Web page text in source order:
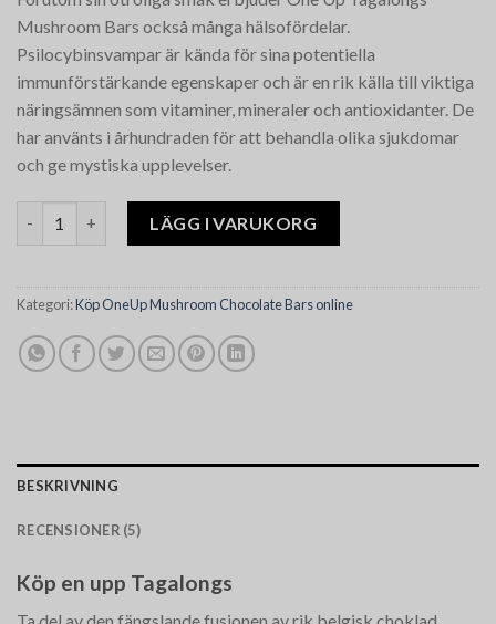
Mushroom Bars också många hälsofördelar.
Psilocybinsvampar är kända för sina potentiella
immunförstärkande egenskaper och är en rik källa till viktiga
näringsämnen som vitaminer, mineraler och antioxidanter. De
har använts i århundraden för att behandla olika sjukdomar
och ge mystiska upplevelser.
One Up Tagalongs mängdLÄGG I VARUKORG
Kategori:Köp OneUp Mushroom Chocolate Bars online
BESKRIVNING
RECENSIONER (5)
Köp en upp Tagalongs